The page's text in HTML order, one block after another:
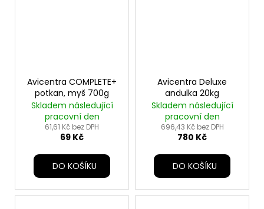
Avicentra COMPLETE+
potkan, myš 700g
Skladem následující
pracovní den
61,61 Kč bez DPH
69 Kč
DO KOŠÍKU
Avicentra Deluxe
andulka 20kg
Skladem následující
pracovní den
696,43 Kč bez DPH
780 Kč
DO KOŠÍKU